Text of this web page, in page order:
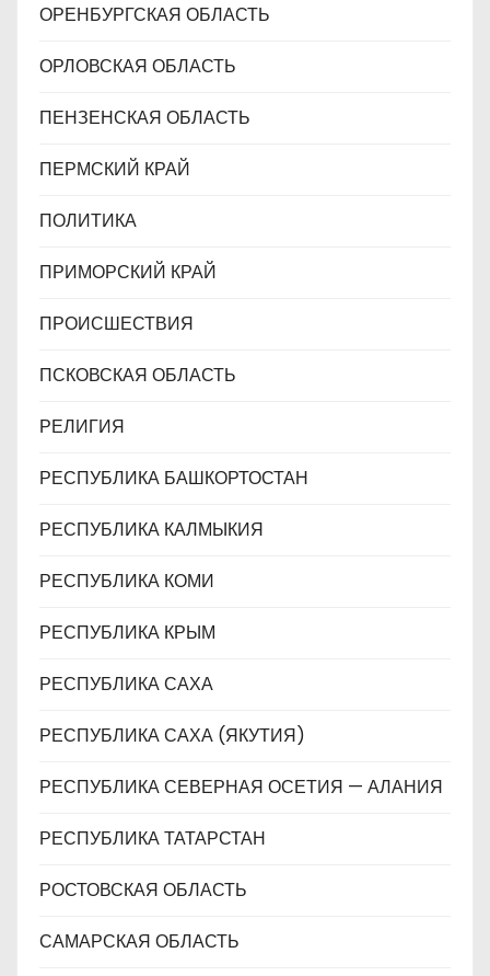
ОРЕНБУРГСКАЯ ОБЛАСТЬ
ОРЛОВСКАЯ ОБЛАСТЬ
ПЕНЗЕНСКАЯ ОБЛАСТЬ
ПЕРМСКИЙ КРАЙ
ПОЛИТИКА
ПРИМОРСКИЙ КРАЙ
ПРОИСШЕСТВИЯ
ПСКОВСКАЯ ОБЛАСТЬ
РЕЛИГИЯ
РЕСПУБЛИКА БАШКОРТОСТАН
РЕСПУБЛИКА КАЛМЫКИЯ
РЕСПУБЛИКА КОМИ
РЕСПУБЛИКА КРЫМ
РЕСПУБЛИКА САХА
РЕСПУБЛИКА САХА (ЯКУТИЯ)
РЕСПУБЛИКА СЕВЕРНАЯ ОСЕТИЯ — АЛАНИЯ
РЕСПУБЛИКА ТАТАРСТАН
РОСТОВСКАЯ ОБЛАСТЬ
САМАРСКАЯ ОБЛАСТЬ